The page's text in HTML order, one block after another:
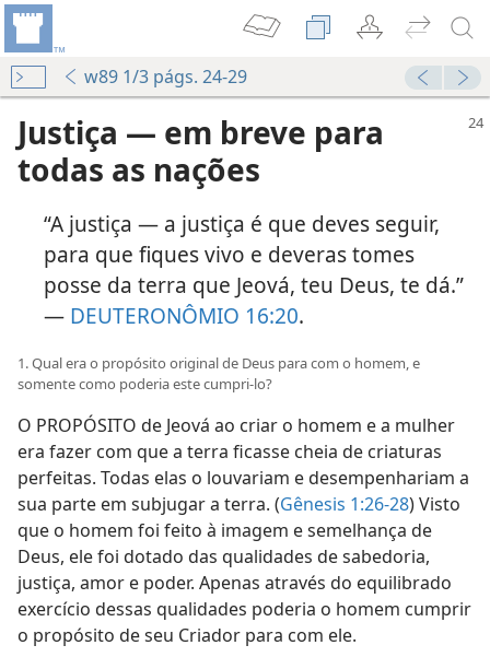
w89 1/3 págs. 24-29
Justiça — em breve para
todas as nações
“A justiça — a justiça é que deves seguir,
para que fiques vivo e deveras tomes
posse da terra que Jeová, teu Deus, te dá.”
— DEUTERONÔMIO 16:20.
1. Qual era o propósito original de Deus para com o homem, e
somente como poderia este cumpri-lo?
O PROPÓSITO de Jeová ao criar o homem e a mulher
era fazer com que a terra ficasse cheia de criaturas
perfeitas. Todas elas o louvariam e desempenhariam a
sua parte em subjugar a terra. (Gênesis 1:26-28) Visto
que o homem foi feito à imagem e semelhança de
Deus, ele foi dotado das qualidades de sabedoria,
justiça, amor e poder. Apenas através do equilibrado
exercício dessas qualidades poderia o homem cumprir
o propósito de seu Criador para com ele.